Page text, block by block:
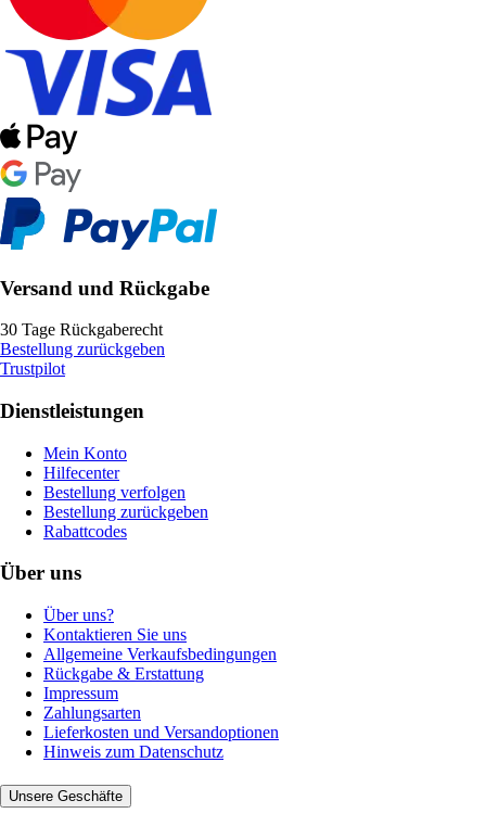
Versand und Rückgabe
30 Tage Rückgaberecht
Bestellung zurückgeben
Trustpilot
Dienstleistungen
Mein Konto
Hilfecenter
Bestellung verfolgen
Bestellung zurückgeben
Rabattcodes
Über uns
Über uns?
Kontaktieren Sie uns
Allgemeine Verkaufsbedingungen
Rückgabe & Erstattung
Impressum
Zahlungsarten
Lieferkosten und Versandoptionen
Hinweis zum Datenschutz
Unsere Geschäfte